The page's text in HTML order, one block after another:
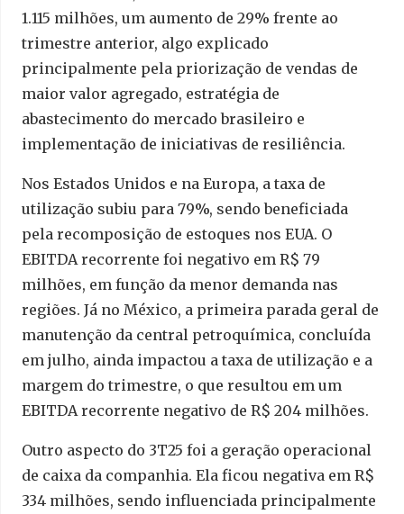
1.115 milhões, um aumento de 29% frente ao
trimestre anterior, algo explicado
principalmente pela priorização de vendas de
maior valor agregado, estratégia de
abastecimento do mercado brasileiro e
implementação de iniciativas de resiliência.
Nos Estados Unidos e na Europa, a taxa de
utilização subiu para 79%, sendo beneficiada
pela recomposição de estoques nos EUA. O
EBITDA recorrente foi negativo em R$ 79
milhões, em função da menor demanda nas
regiões. Já no México, a primeira parada geral de
manutenção da central petroquímica, concluída
em julho, ainda impactou a taxa de utilização e a
margem do trimestre, o que resultou em um
EBITDA recorrente negativo de R$ 204 milhões.
Outro aspecto do 3T25 foi a geração operacional
de caixa da companhia. Ela ficou negativa em R$
334 milhões, sendo influenciada principalmente